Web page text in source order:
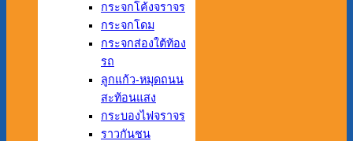
กระจกโค้งจราจร
กระจกโดม
กระจกส่องใต้ท้อง
รถ
ลูกแก้ว-หมุดถนน
สะท้อนแสง
กระบองไฟจราจร
ราวกันชน